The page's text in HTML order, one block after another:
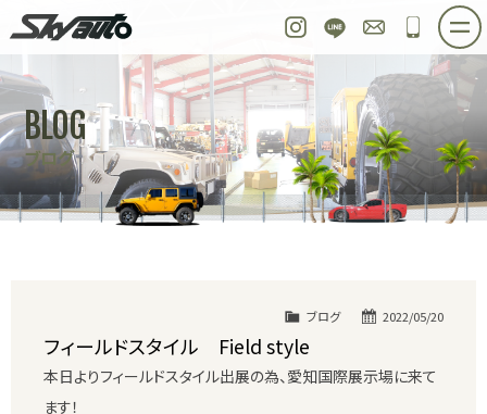
Instagram
LINE お問い合わせ
048-
ホーム 在庫車情報 ご購入プラン
整備作業実例 パーツ販売 買取＆オーダー
店舗紹介 工場紹介 会社概要
スタッフ紹介 求人情報 公式ブログ
BLOG
ブログ
2022/05/20
ブログ
フィールドスタイル Field style
本日よりフィールドスタイル出展の為、愛知国際展示場に来て
ます！